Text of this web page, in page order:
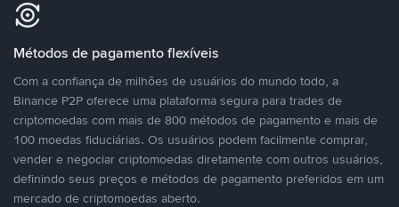
Métodos de pagamento flexíveis
Com a confiança de milhões de usuários do mundo todo, a
Binance P2P oferece uma plataforma segura para trades de
criptomoedas com mais de 800 métodos de pagamento e mais de
100 moedas fiduciárias. Os usuários podem facilmente comprar,
vender e negociar criptomoedas diretamente com outros usuários,
definindo seus preços e métodos de pagamento preferidos em um
mercado de criptomoedas aberto.